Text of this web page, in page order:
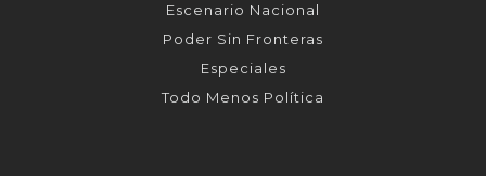
Escenario Nacional
Poder Sin Fronteras
Especiales
Todo Menos Política